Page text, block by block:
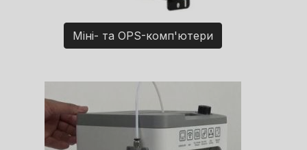
Міні- та OPS-комп'ютери